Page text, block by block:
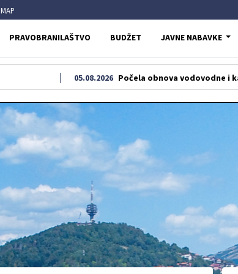
MAP
PRAVOBRANILAŠTVO BUDŽET JAVNE NABAVKE
Počela obnova vodovodne i kanalizacione